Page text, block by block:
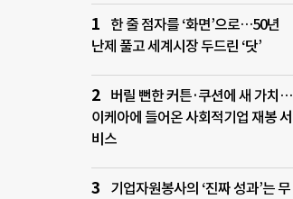
한 줄 점자를 ‘화면’으로…50년
난제 풀고 세계시장 두드린 ‘닷’
버릴 뻔한 커튼·쿠션에 새 가치…
이케아에 들어온 사회적기업 재봉 서
비스
기업자원봉사의 ‘진짜 성과’는 무